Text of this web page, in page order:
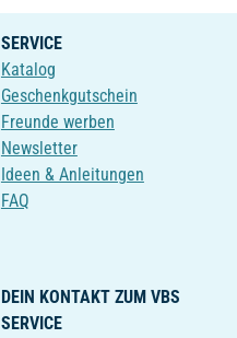
SERVICE
Katalog
Geschenkgutschein
Freunde werben
Newsletter
Ideen & Anleitungen
FAQ
DEIN KONTAKT ZUM VBS
SERVICE